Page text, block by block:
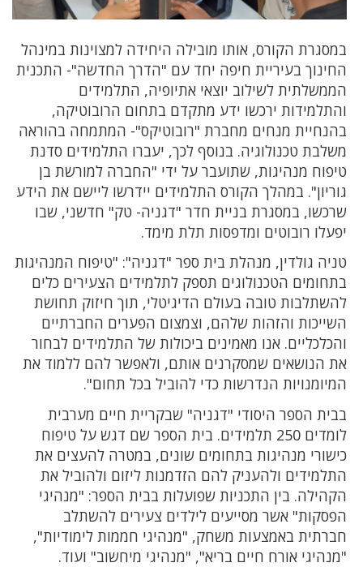
במסגרת הקורס, אותו מובילה היחידה למצוינות במינהל
החינוך בעיריית חיפה יחד עם "הדרך החדשה"- התכנית
הממשלתית לשילוב יוצאי אתיופיה, התלמידים
והתלמידות ירכשו ידע מתקדם בתחום הרובוטיקה,
בהנחיית מנחים מחברת "רובוטיקס"- המתמחה בהוראה
משלבת טכנולוגיה. בנוסף לכך, יעברו התלמידים סדנת
טיפוח מנהיגות, שתועבר על ידי "החברה למורשת בן
גוריון". במהלך הקורס התלמידים יידרשו ליישם את הידע
שרכשו, במסגרת בניית חדר "דגניה- טק" חדשני, שבו
יפעלו רובוטים ומדפסות תלת מימד.
טניה גולדין, מנהלת בית ספר "דגניה": "טיפוח המנהיגות
בתחומים הטכנולוגים תספק לתלמידים הצעירים כלים
להשתלבות טובה בעולם הדיגיטלי, תוך חיזוק תחושת
השייכות והזהות שלהם, וצמצום הפערים החברתיים
והכלכליים. אנו מאמינים ביכולות של התלמידים לבחור
את הנושאים שמסקרנים אותם, ולאפשר להם ללמוד את
המיומנויות הנדרשות כדי להוביל בכל תחום".
בבית הספר היסודי "דגניה" שבקריית חיים מערבית
לומדים 250 תלמידים. בית הספר שם דגש על טיפוח
כישורי מנהיגות בתחומים שונים, במטרה להעצים את
התלמידים ולהעניק להם הזדמנות ליזום ולהוביל את
הקהילה. בין התכניות שפועלות בבית הספר: "מנהיגי
הפסקות" אשר מסייעים לילדים צעירים להשתלב
חברתית באמצעות משחק, "מנהיגי חממות לימודיות",
"מנהיגי אורח חיים בריא", "מנהיגי מיחשוב" ועוד.